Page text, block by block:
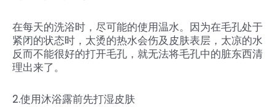
在每天的洗浴时，尽可能的使用温水。因为在毛孔处于
紧闭的状态时，太烫的热水会伤及皮肤表层，太凉的水
反而不能很好的打开毛孔，就无法将毛孔中的脏东西清
理出来了。
2.使用沐浴露前先打湿皮肤